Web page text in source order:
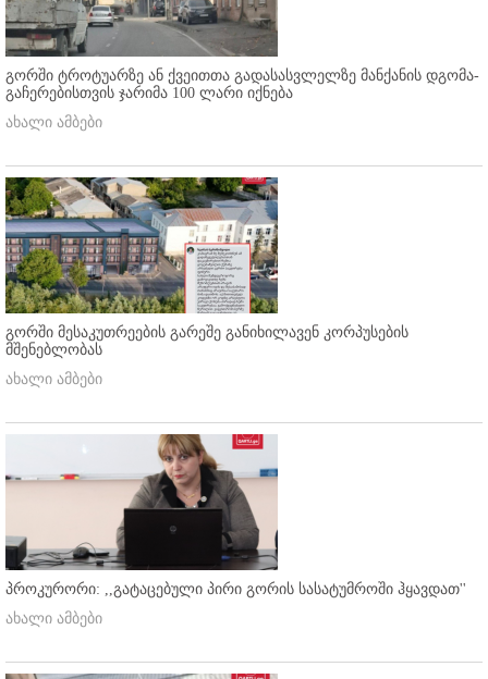
გორში ტროტუარზე ან ქვეითთა გადასასვლელზე მანქანის დგომა-
გაჩერებისთვის ჯარიმა 100 ლარი იქნება
ახალი ამბები
გორში მესაკუთრეების გარეშე განიხილავენ კორპუსების
მშენებლობას
ახალი ამბები
პროკურორი: ,,გატაცებული პირი გორის სასატუმროში ჰყავდათ''
ახალი ამბები